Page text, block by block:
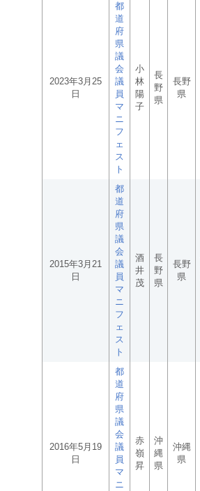
2023年3月25
日
都
道
府
県
議
会
議
員
マ
ニ
フ
ェ
ス
ト
小
林
陽
子
長
野
県
長野
県
2015年3月21
日
都
道
府
県
議
会
議
員
マ
ニ
フ
ェ
ス
ト
酒
井
茂
長
野
県
長野
県
2016年5月19
日
都
道
府
県
議
会
議
員
マ
ニ
赤
嶺
昇
沖
縄
県
沖縄
県